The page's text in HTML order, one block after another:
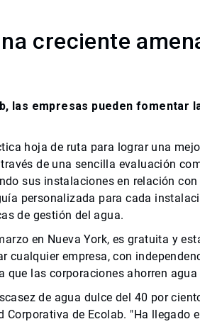
creciente
las empresas pueden fomentar
hoja de ruta para lograr una
de una sencilla evaluación
sus instalaciones en relación
personalizada para cada
de gestión del agua.
en Nueva York, es gratuita y
cualquier empresa, con
las corporaciones ahorren agua
de agua dulce del 40 por
de Ecolab. "Ha llegado